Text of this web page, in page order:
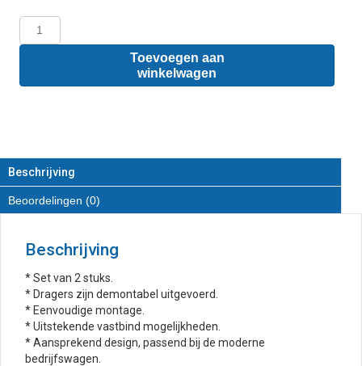
Ford
Transit
-
Toevoegen aan
winkelwagen
Beschrijving
Beoordelingen (0)
Beschrijving
* Set van 2 stuks.
* Dragers zijn demontabel uitgevoerd.
* Eenvoudige montage.
* Uitstekende vastbind mogelijkheden.
* Aansprekend design, passend bij de moderne
bedrijfswagen.